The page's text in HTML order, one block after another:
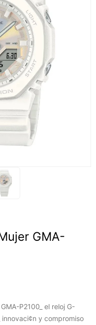
GMA-
P2100_ el reloj G-
y compromiso